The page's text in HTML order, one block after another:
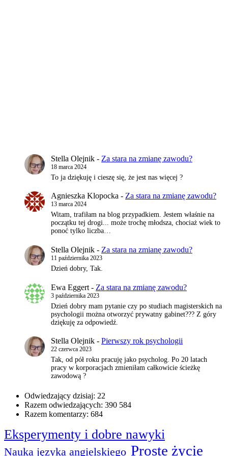
Stella Olejnik - Za stara na zmianę zawodu?
18 marca 2024
To ja dziękuję i cieszę się, że jest nas więcej ?
Agnieszka Klopocka - Za stara na zmianę zawodu?
13 marca 2024
Witam, trafiłam na blog przypadkiem. Jestem właśnie na
początku tej drogi... może trochę młodsza, chociaż wiek to
ponoć tylko liczba…
Stella Olejnik - Za stara na zmianę zawodu?
11 października 2023
Dzień dobry, Tak.
Ewa Eggert - Za stara na zmianę zawodu?
3 października 2023
Dzień dobry mam pytanie czy po studiach magisterskich na
psychologii można otworzyć prywatny gabinet??? Z góry
dziękuję za odpowiedź.
Stella Olejnik - Pierwszy rok psychologii
22 czerwca 2023
Tak, od pół roku pracuję jako psycholog. Po 20 latach
pracy w korporacjach zmieniłam całkowicie ścieżkę
zawodową ?
Odwiedzający dzisiaj: 22
Razem odwiedzających: 390 584
Razem komentarzy: 684
Eksperymenty i dobre nawyki
Nauka języka angielskiego Proste życie